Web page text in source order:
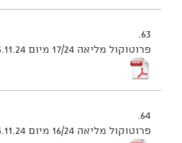
63.
פרוטוקול מליאה 17/24 מיום 5.11.24
64.
פרוטוקול מליאה 16/24 מיום 5.11.24 - נגיש